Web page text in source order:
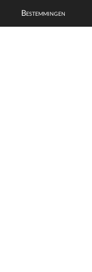
Bestemmingen